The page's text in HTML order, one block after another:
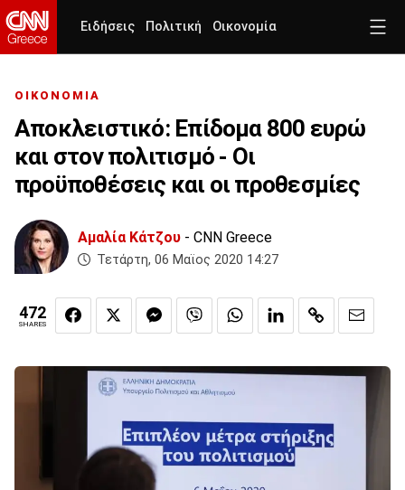
Ειδήσεις Πολιτική Οικονομία
ΟΙΚΟΝΟΜΙΑ
Αποκλειστικό: Επίδομα 800 ευρώ
και στον πολιτισμό - Οι
προϋποθέσεις και οι προθεσμίες
Αμαλία Κάτζου - CNN Greece
Τετάρτη, 06 Μαϊος 2020 14:27
472
SHARES